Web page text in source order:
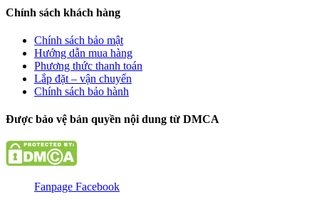
Chính sách khách hàng
Chính sách bảo mật
Hướng dẫn mua hàng
Phương thức thanh toán
Lắp đặt – vận chuyển
Chính sách bảo hành
Được bảo vệ bản quyền nội dung từ DMCA
Fanpage Facebook